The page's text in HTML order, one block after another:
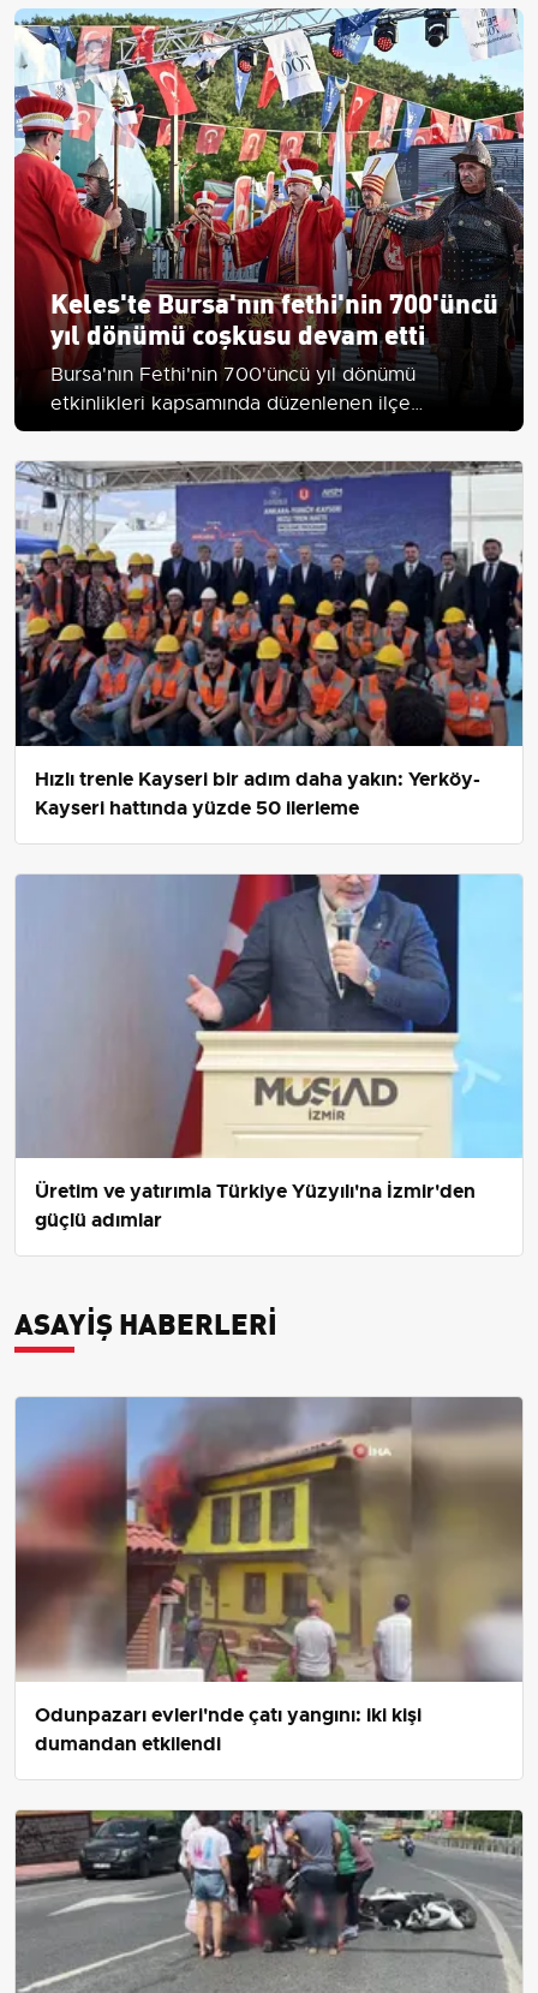
Keles'te Bursa'nın fethi'nin 700'üncü
yıl dönümü coşkusu devam etti
Bursa'nın Fethi'nin 700'üncü yıl dönümü
etkinlikleri kapsamında düzenlenen ilçe
şenliklerinden Keles'teki etkinlik Orhan Çetin
Spor Kompleksi'nde büyük ilgi gördü.
Hızlı trenle Kayseri bir adım daha yakın: Yerköy-
Kayseri hattında yüzde 50 ilerleme
Üretim ve yatırımla Türkiye Yüzyılı'na İzmir'den
güçlü adımlar
ASAYIŞ HABERLERI
Odunpazarı evleri'nde çatı yangını: iki kişi
dumandan etkilendi